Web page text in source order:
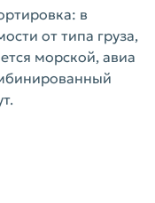
в
от типа груза,
морской, авиа